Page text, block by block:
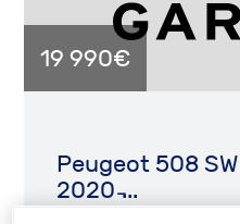
19 990€
Peugeot 508
2020 ̵...